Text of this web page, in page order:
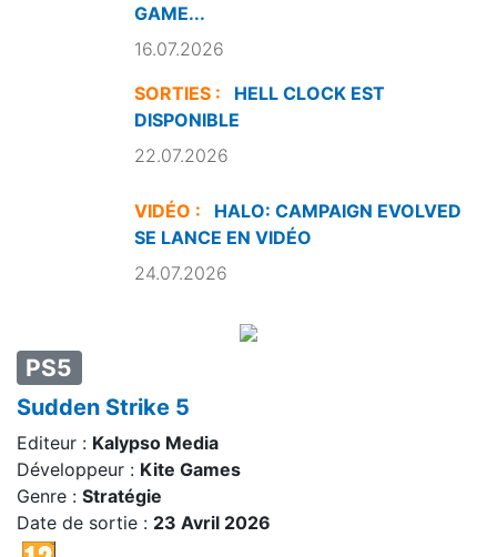
PS5
Sudden Strike 5
Editeur : Kalypso Media
Développeur : Kite Games
Genre : Stratégie
Date de sortie : 23 Avril 2026
GAME...
16.07.2026
SORTIES :
HELL CLOCK EST
DISPONIBLE
22.07.2026
VIDÉO :
HALO: CAMPAIGN EVOLVED
SE LANCE EN VIDÉO
24.07.2026